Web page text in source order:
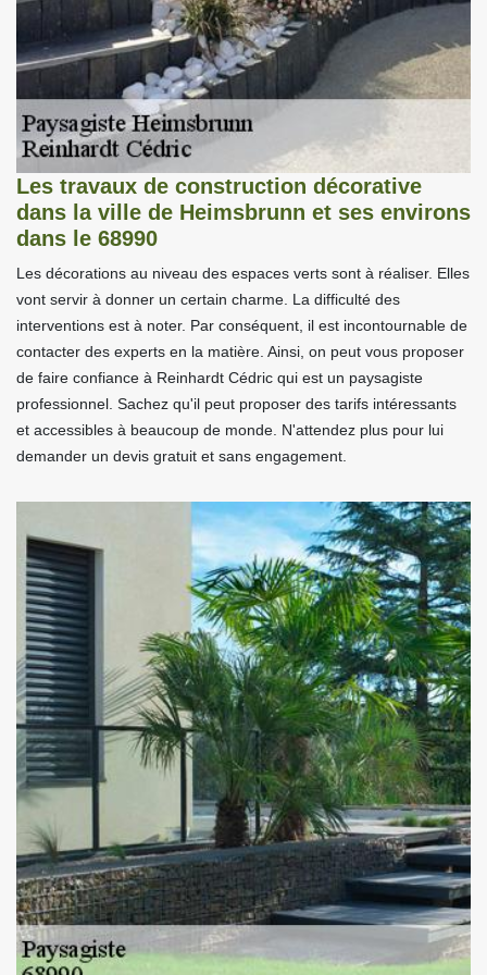
Les travaux de construction décorative
dans la ville de Heimsbrunn et ses environs
dans le 68990
Les décorations au niveau des espaces verts sont à réaliser. Elles
vont servir à donner un certain charme. La difficulté des
interventions est à noter. Par conséquent, il est incontournable de
contacter des experts en la matière. Ainsi, on peut vous proposer
de faire confiance à Reinhardt Cédric qui est un paysagiste
professionnel. Sachez qu'il peut proposer des tarifs intéressants
et accessibles à beaucoup de monde. N'attendez plus pour lui
demander un devis gratuit et sans engagement.